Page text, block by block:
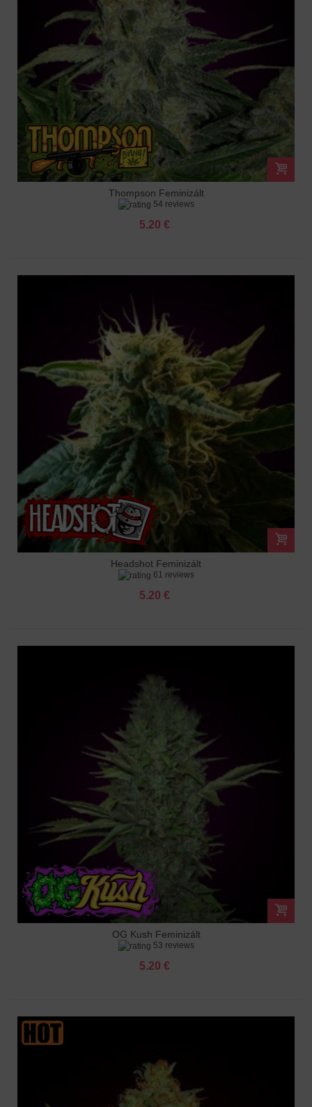
Thompson Feminizált
54 reviews
5.20 €
Headshot Feminizált
61 reviews
5.20 €
OG Kush Feminizált
53 reviews
5.20 €